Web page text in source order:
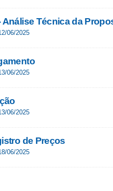
Análise Técnica da
06/2025
06/2025
06/2025
de Preços
06/2025